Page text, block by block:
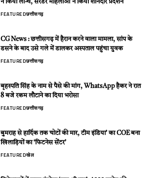
ने किया लॉन्च, सरेंडर महिलाओं ने किया शानदार प्रदर्शन
FEATUREDछत्तीसगढ़
CG News : छत्तीसगढ़ में हैरान करने वाला मामला, सांप के
डसने के बाद उसे गले में डालकर अस्पताल पहुंचा युवक
FEATUREDछत्तीसगढ़
बृहस्पति सिंह के नाम से पैसे की मांग, WhatsApp हैकर ने रात
8 बजे रकम लौटाने का दिया भरोसा
FEATUREDछत्तीसगढ़
बुमराह से हार्दिक तक चोटों की मार, टीम इंडिया’ का COE बना
खिलाड़ियों का ‘फिटनेस सेंटर’
FEATUREDखेल